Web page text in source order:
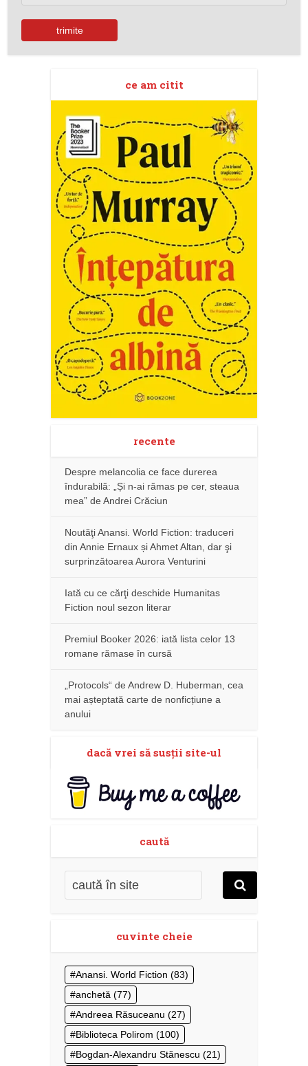
ce am citit
recente
Despre melancolia ce face durerea
îndurabilă: „Și n-ai rămas pe cer, steaua
mea” de Andrei Crăciun
Noutăţi Anansi. World Fiction: traduceri
din Annie Ernaux și Ahmet Altan, dar şi
surprinzătoarea Aurora Venturini
Iată cu ce cărţi deschide Humanitas
Fiction noul sezon literar
Premiul Booker 2026: iată lista celor 13
romane rămase în cursă
„Protocols“ de Andrew D. Huberman, cea
mai așteptată carte de nonficțiune a
anului
dacă vrei să susţii site-ul
caută
cuvinte cheie
Anansi. World Fiction (83)
anchetă (77)
Andreea Răsuceanu (27)
Biblioteca Polirom (100)
Bogdan-Alexandru Stănescu (21)